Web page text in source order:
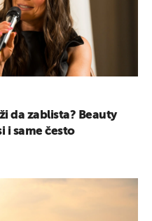
da zablista? Beauty
i same često